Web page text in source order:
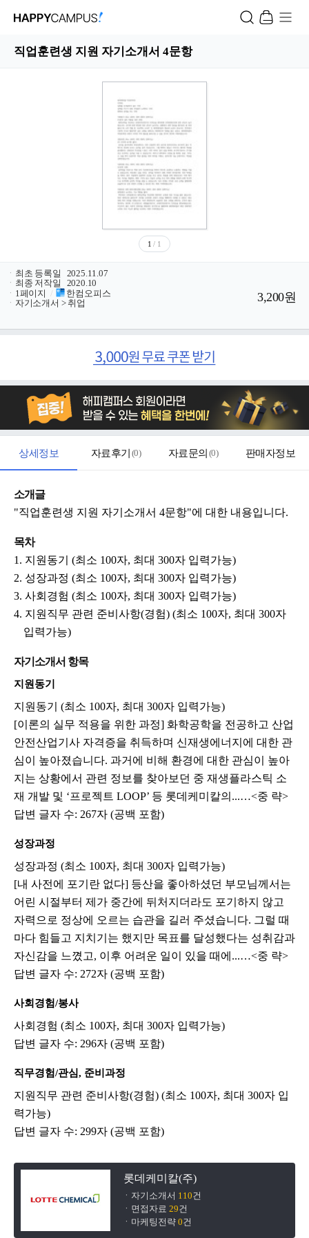
직업훈련생 지원 자기소개서 4문항
1 / 1
ㆍ 최초 등록일
2025.11.07
ㆍ 최종 저작일
2020.10
ㆍ 1페이지 /
한컴오피스
ㆍ 자기소개서 > 취업 3,200원
상세정보 자료후기 (0) 자료문의 (0) 판매자정보
소개글
"직업훈련생 지원 자기소개서 4문항"에 대한 내용입니다.
목차
1. 지원동기 (최소 100자, 최대 300자 입력가능)
2. 성장과정 (최소 100자, 최대 300자 입력가능)
3. 사회경험 (최소 100자, 최대 300자 입력가능)
4. 지원직무 관련 준비사항(경험) (최소 100자, 최대 300자
입력가능)
자기소개서 항목
지원동기
지원동기 (최소 100자, 최대 300자 입력가능)
[이론의 실무 적용을 위한 과정] 화학공학을 전공하고 산업
안전산업기사 자격증을 취득하며 신재생에너지에 대한 관
심이 높아졌습니다. 과거에 비해 환경에 대한 관심이 높아
지는 상황에서 관련 정보를 찾아보던 중 재생플라스틱 소
재 개발 및 ‘프로젝트 LOOP’ 등 롯데케미칼의...…<중 략>
답변 글자 수: 267자 (공백 포함)
성장과정
성장과정 (최소 100자, 최대 300자 입력가능)
[내 사전에 포기란 없다] 등산을 좋아하셨던 부모님께서는
어린 시절부터 제가 중간에 뒤처지더라도 포기하지 않고
자력으로 정상에 오르는 습관을 길러 주셨습니다. 그럴 때
마다 힘들고 지치기는 했지만 목표를 달성했다는 성취감과
자신감을 느꼈고, 이후 어려운 일이 있을 때에...…<중 략>
답변 글자 수: 272자 (공백 포함)
사회경험/봉사
사회경험 (최소 100자, 최대 300자 입력가능)
답변 글자 수: 296자 (공백 포함)
직무경험/관심, 준비과정
지원직무 관련 준비사항(경험) (최소 100자, 최대 300자 입
력가능)
답변 글자 수: 299자 (공백 포함)
롯데케미칼(주)
ㆍ자기소개서 110건
ㆍ면접자료 29건
ㆍ마케팅전략 0건